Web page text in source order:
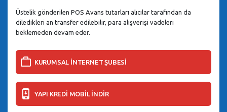
Üstelik gönderilen POS Avans tutarları alıcılar tarafından da
diledikleri an transfer edilebilir, para alışverişi vadeleri
beklemeden devam eder.
KURUMSAL İNTERNET ŞUBESİ
YAPI KREDİ MOBİL İNDİR